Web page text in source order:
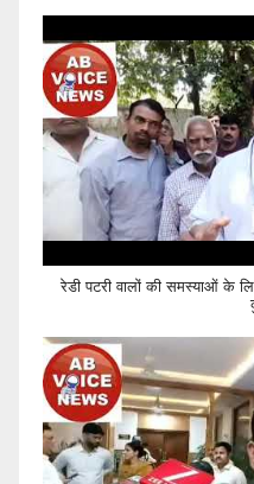
रेडी पटरी वालों की समस्याओं के